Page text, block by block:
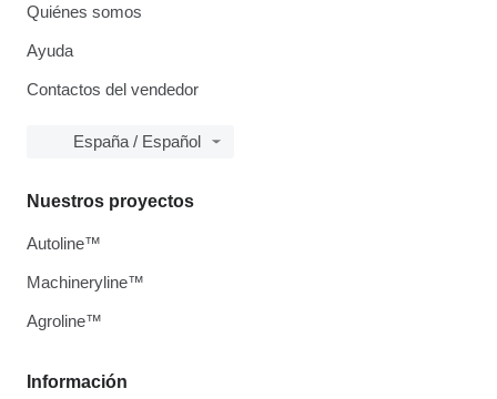
Quiénes somos
Ayuda
Contactos del vendedor
España / Español
Información
Nuestros proyectos
Autoline™
Machineryline™
Agroline™